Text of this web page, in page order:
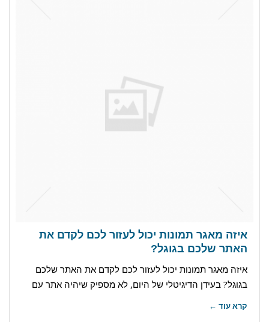
איזה מאגר תמונות יכול לעזור לכם לקדם את
האתר שלכם בגוגל?
איזה מאגר תמונות יכול לעזור לכם לקדם את האתר שלכם
בגוגל? בעידן הדיגיטלי של היום, לא מספיק שיהיה אתר עם
קרא עוד ←